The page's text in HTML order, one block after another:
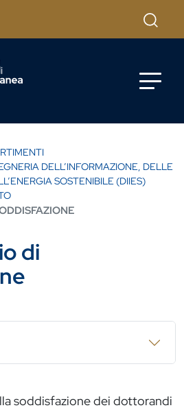
Cerca
DELL’INFORMAZIONE, DELLE
SOSTENIBILE (DIIES)
di
soddisfazione dei dottorandi